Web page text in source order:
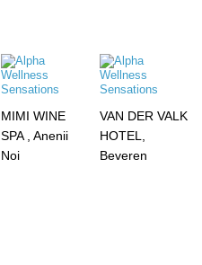
MIMI WINE
SPA , Anenii
Noi
VAN DER VALK
HOTEL,
Beveren